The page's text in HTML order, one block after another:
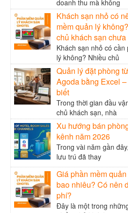
doanh thu mà không
Khách sạn nhỏ có
mềm quản lý
chủ khách sạn
Khách sạn nhỏ có
lý không? Nhiều chủ
Quản lý đặt phòng
Agoda bằng Excel
biết
Trong thời gian đầu
chủ khách sạn, nhà
Xu hướng bán
kênh năm 2026
Trong vài năm gần
lưu trú đã thay
Giá phần mềm
bao nhiêu? Có nên
phí?
Đây là một trong